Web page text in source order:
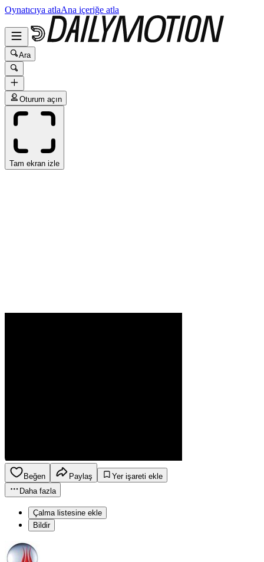
Oynatıcıya atlaAna içeriğe atla
Ara
Oturum açın
Tam ekran izle
Beğen Paylaş
Yer işareti ekle
Daha fazla
Çalma listesine ekle
Bildir